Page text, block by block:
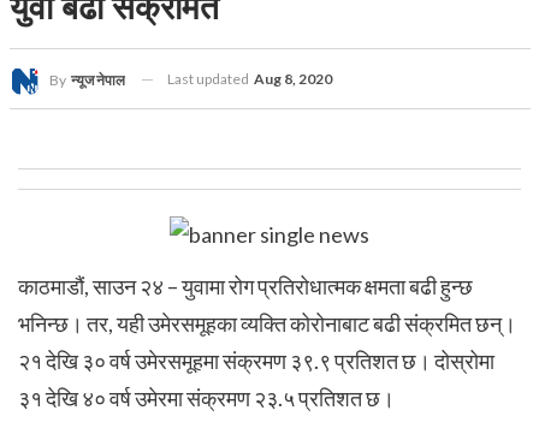
By न्यूज नेपाल Last updated Aug 8, 2020
काठमाडौं, साउन २४ – युवामा रोग प्रतिरोधात्मक क्षमता बढी हुन्छ
भनिन्छ। तर, यही उमेरसमूहका व्यक्ति कोरोनाबाट बढी संक्रमित छन्।
२१ देखि ३० वर्ष उमेरसमूहमा संक्रमण ३९.९ प्रतिशत छ। दोस्रोमा
३१ देखि ४० वर्ष उमेरमा संक्रमण २३.५ प्रतिशत छ।